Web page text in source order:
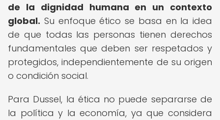
de la dignidad humana en un contexto
global. Su enfoque ético se basa en la idea
de que todas las personas tienen derechos
fundamentales que deben ser respetados y
protegidos, independientemente de su origen
o condición social.
Para Dussel, la ética no puede separarse de
la política y la economía, ya que considera